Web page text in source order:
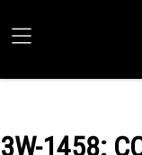
3W-1458: